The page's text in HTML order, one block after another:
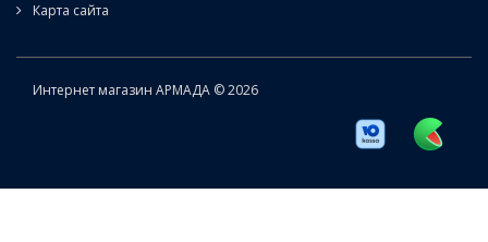
Карта сайта
Интернет магазин АРМАДА © 2026